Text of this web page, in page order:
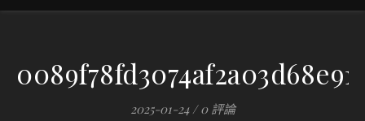
2025-01-24 / 0 評論